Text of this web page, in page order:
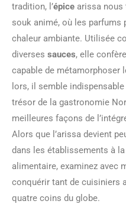
tradition, l’épice arissa nous
souk animé, où les parfums
chaleur ambiante. Utilisée
diverses sauces, elle
capable de métamorphoser
lors, il semble
trésor de la gastronomie
meilleures façons de
Alors que l’arissa devient
dans les établissements à
alimentaire, examinez avec
conquérir tant de cuisiniers
quatre coins du globe.